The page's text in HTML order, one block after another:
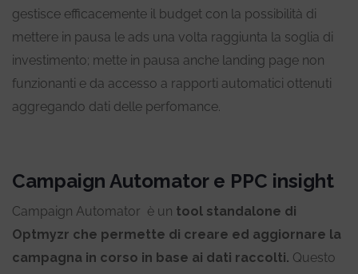
gestisce efficacemente il budget con la possibilità di
mettere in pausa le ads una volta raggiunta la soglia di
investimento; mette in pausa anche landing page non
funzionanti e da accesso a rapporti automatici ottenuti
aggregando dati delle perfomance.
Campaign Automator e PPC insight
Campaign Automator è un tool standalone di
Optmyzr che permette di creare ed aggiornare la
campagna in corso in base ai dati raccolti. Questo